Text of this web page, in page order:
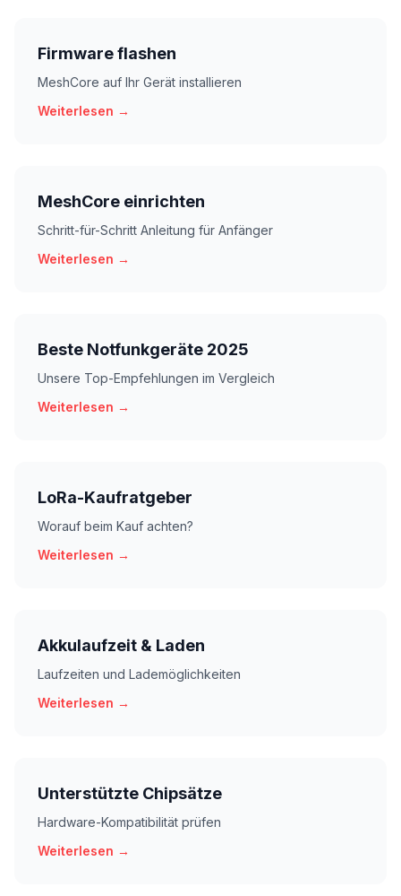
Firmware flashen
MeshCore auf Ihr Gerät installieren
Weiterlesen →
MeshCore einrichten
Schritt-für-Schritt Anleitung für Anfänger
Weiterlesen →
Beste Notfunkgeräte 2025
Unsere Top-Empfehlungen im Vergleich
Weiterlesen →
LoRa-Kaufratgeber
Worauf beim Kauf achten?
Weiterlesen →
Akkulaufzeit & Laden
Laufzeiten und Lademöglichkeiten
Weiterlesen →
Unterstützte Chipsätze
Hardware-Kompatibilität prüfen
Weiterlesen →